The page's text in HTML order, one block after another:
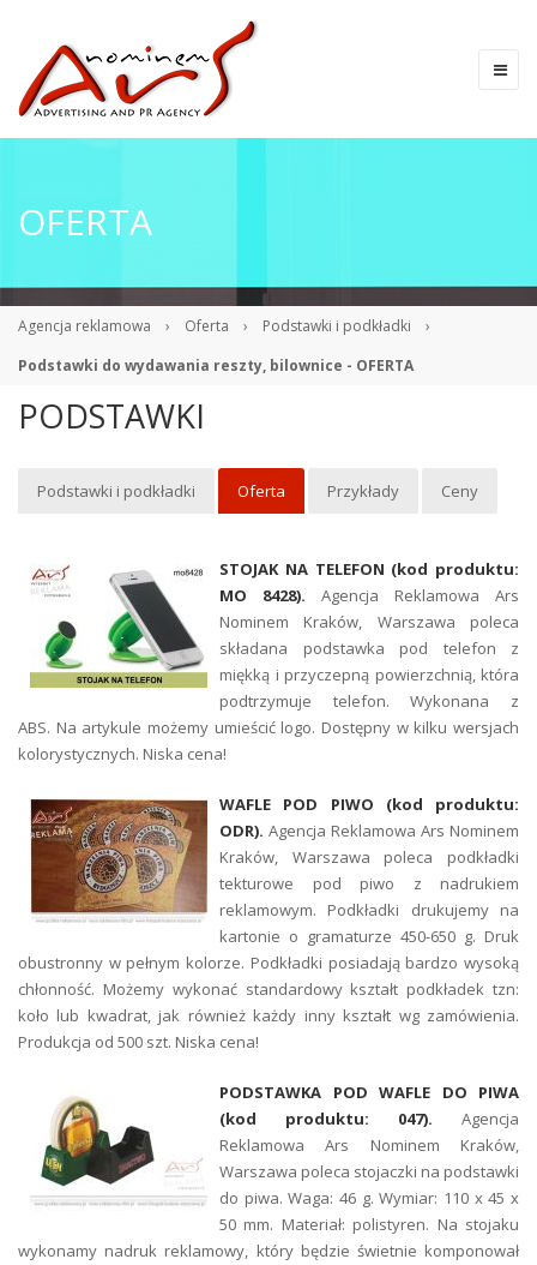
OFERTA
Agencja reklamowa › Oferta › Podstawki i podkładki
›
Podstawki do wydawania reszty, bilownice - OFERTA
PODSTAWKI
Podstawki i podkładki Oferta Przykłady Ceny
STOJAK NA TELEFON (kod produktu:
MO 8428). Agencja Reklamowa Ars
Nominem Kraków, Warszawa poleca
składana podstawka pod telefon z
miękką i przyczepną powierzchnią, która
podtrzymuje telefon. Wykonana z
ABS. Na artykule możemy umieścić logo. Dostępny w kilku wersjach
kolorystycznych. Niska cena!
WAFLE POD PIWO (kod produktu:
ODR). Agencja Reklamowa Ars Nominem
Kraków, Warszawa poleca podkładki
tekturowe pod piwo z nadrukiem
reklamowym. Podkładki drukujemy na
kartonie o gramaturze 450-650 g. Druk
obustronny w pełnym kolorze. Podkładki posiadają bardzo wysoką
chłonność. Możemy wykonać standardowy kształt podkładek tzn:
koło lub kwadrat, jak również każdy inny kształt wg zamówienia.
Produkcja od 500 szt. Niska cena!
PODSTAWKA POD WAFLE DO PIWA
(kod produktu: 047). Agencja
Reklamowa Ars Nominem Kraków,
Warszawa poleca stojaczki na podstawki
do piwa. Waga: 46 g. Wymiar: 110 x 45 x
50 mm. Materiał: polistyren. Na stojaku
wykonamy nadruk reklamowy, który będzie świetnie komponował